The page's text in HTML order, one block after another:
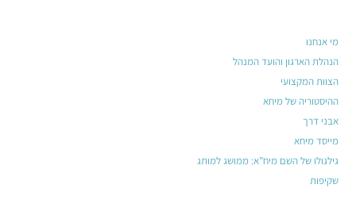
מי אנחנו
הנהלת הארגון והועד המנהל
הצוות המקצועי
ההיסטוריה של מיחא
אבני דרך
מייסד מיחא
גילגולו של השם מיח”א: ממושג למותג
שקיפות